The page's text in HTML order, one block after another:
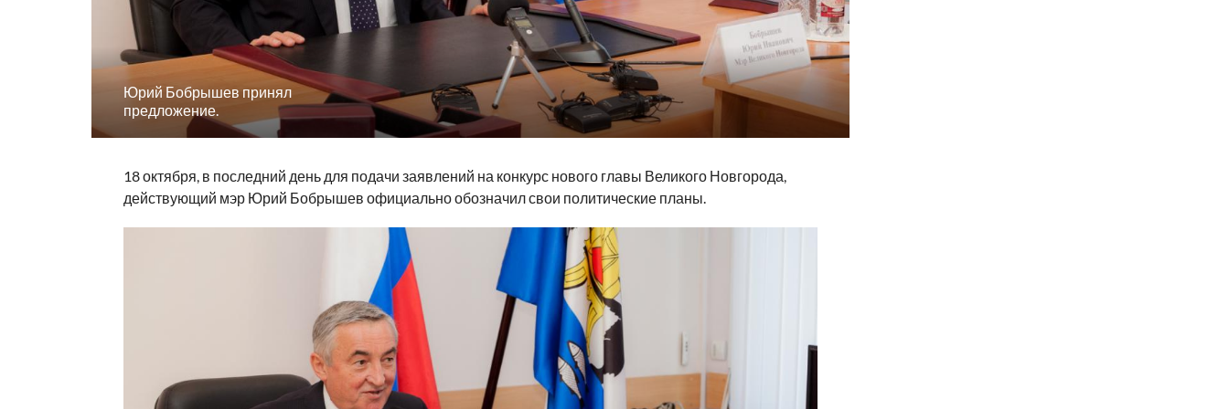
Юрий Бобрышев принял
предложение.
18 октября, в последний день для подачи заявлений на конкурс нового главы Великого Новгорода,
действующий мэр Юрий Бобрышев официально обозначил свои политические планы.